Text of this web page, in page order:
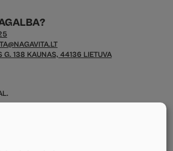
G. 138 KAUNAS, 44136 LIETUVA